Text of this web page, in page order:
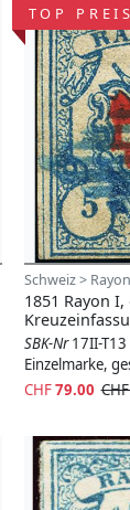
TOP PREIS
Schweiz >
1851 Rayon
SBK-Nr17II-T13
Einzelmarke,
CHF79.00